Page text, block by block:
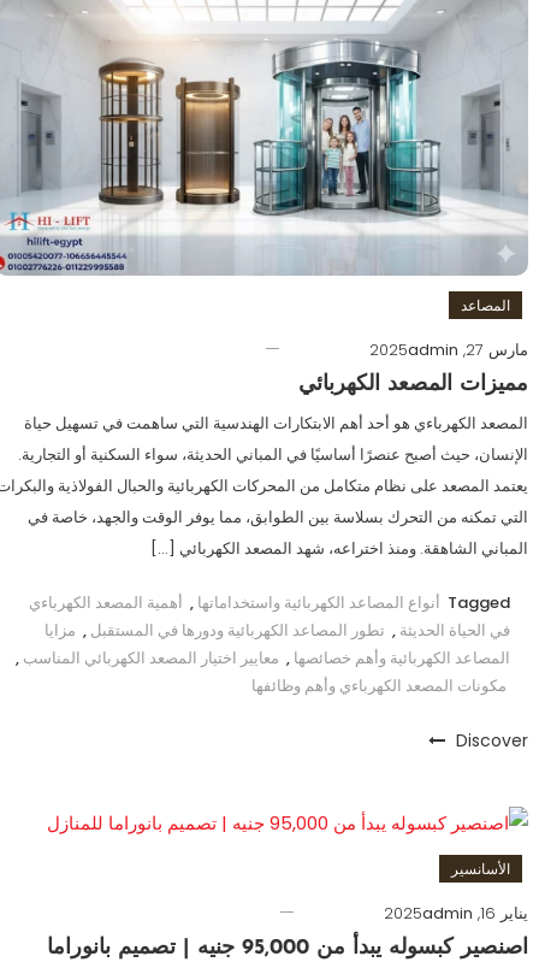
المصاعد
مارس 27, 2025
admin
مميزات المصعد الكهربائي
المصعد الكهرباءي هو أحد أهم الابتكارات الهندسية التي ساهمت في تسهيل حياة
الإنسان، حيث أصبح عنصرًا أساسيًا في المباني الحديثة، سواء السكنية أو التجارية.
يعتمد المصعد على نظام متكامل من المحركات الكهربائية والحبال الفولاذية
التي تمكنه من التحرك بسلاسة بين الطوابق، مما يوفر الوقت والجهد، خاصة في
المباني الشاهقة. ومنذ اختراعه، شهد المصعد الكهربائي […]
Tagged أنواع المصاعد الكهربائية واستخداماتها , أهمية المصعد الكهرباءي
في الحياة الحديثة , تطور المصاعد الكهربائية ودورها في المستقبل , مزايا
المصاعد الكهربائية وأهم خصائصها , معايير اختيار المصعد الكهربائي المناسب ,
مكونات المصعد الكهرباءي وأهم وظائفها
Discover
الأسانسير
يناير 16, 2025
admin
اصنصير كبسوله يبدأ من 95,000 جنيه | تصميم بانوراما